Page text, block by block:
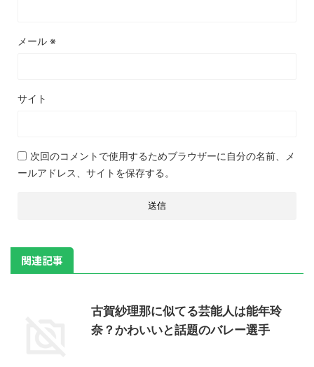
メール ※
サイト
次回のコメントで使用するためブラウザーに自分の名前、メ
ールアドレス、サイトを保存する。
関連記事
古賀紗理那に似てる芸能人は能年玲
奈？かわいいと話題のバレー選手